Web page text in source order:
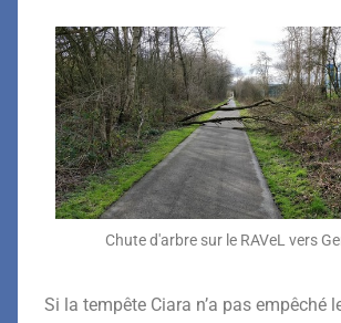
Margelle
Chute d'arbre sur le RAVeL vers
Si la tempête Ciara n’a pas empêché